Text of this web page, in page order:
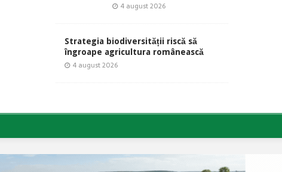
4 august 2026
Strategia biodiversității riscă să
îngroape agricultura românească
4 august 2026